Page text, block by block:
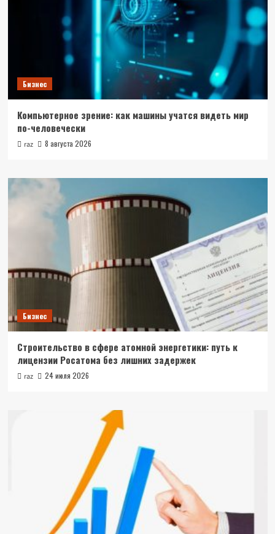
Бизнес
Компьютерное зрение: как машины учатся видеть мир
по-человечески
raz 8 августа 2026
Бизнес
Строительство в сфере атомной энергетики: путь к
лицензии Росатома без лишних задержек
raz 24 июля 2026